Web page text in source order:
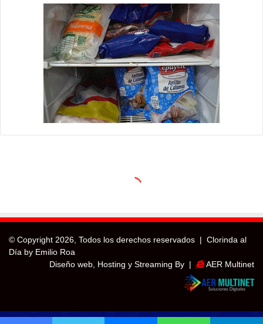
© Copyright 2026, Todos los derechos reservados | Clorinda al
Día by Emilio Roa
Diseño web, Hosting y Streaming By |
AER Multinet